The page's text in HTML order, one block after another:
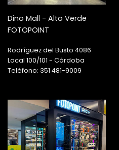
Dino Mall - Alto Verde
FOTOPOINT
Rodríguez del Busto 4086
Local 100/101 - Córdoba
Teléfono: 351 481-9009